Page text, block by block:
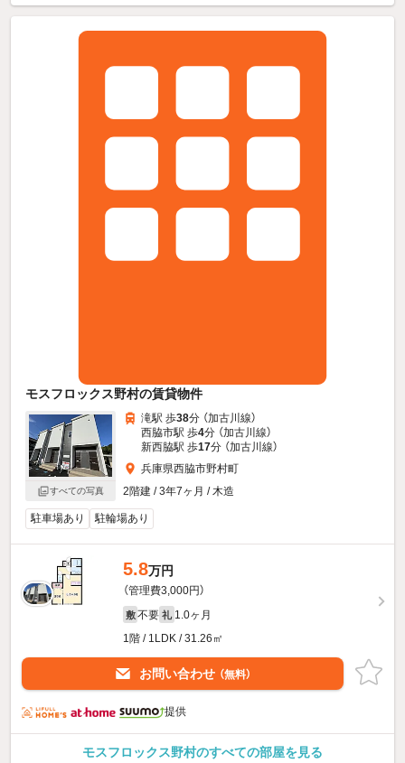
モスフロックス野村の賃貸物件
すべての写真
滝駅 歩38分 （加古川線）
西脇市駅 歩4分 （加古川線）
新西脇駅 歩17分 （加古川線）
兵庫県西脇市野村町
2階建 / 3年7ヶ月 / 木造
駐車場あり 駐輪場あり
5.8万円
（管理費3,000円）
敷 不要 礼 1.0ヶ月
1階 / 1LDK / 31.26㎡
お問い合わせ （無料）
提供
モスフロックス野村のすべての部屋を見る